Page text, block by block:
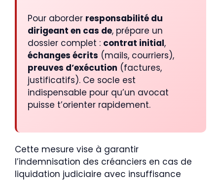
Pour aborder responsabilité du
dirigeant en cas de, prépare un
dossier complet : contrat initial,
échanges écrits (mails, courriers),
preuves d’exécution (factures,
justificatifs). Ce socle est
indispensable pour qu’un avocat
puisse t’orienter rapidement.
Cette mesure vise à garantir
l’indemnisation des créanciers en cas de
liquidation judiciaire avec insuffisance